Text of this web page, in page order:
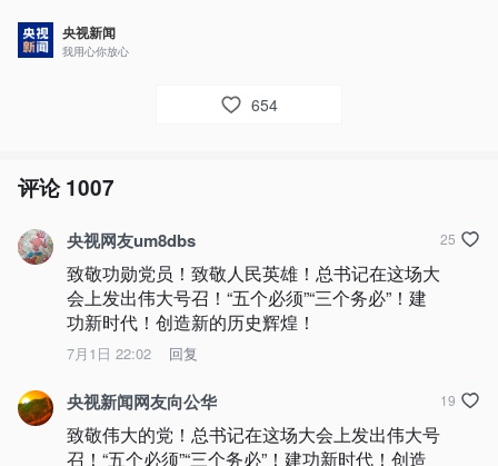
央视新闻
我用心你放心
654
评论1007
央视网友um8dbs
致敬功勋党员！致敬人民英雄！总书记在这场大
会上发出伟大号召！“五个必须”“三个务必”！建
功新时代！创造新的历史辉煌！
7月1日 22:02 回复
25
央视新闻网友向公华
致敬伟大的党！总书记在这场大会上发出伟大号
召！“五个必须”“三个务必”！建功新时代！创造
19